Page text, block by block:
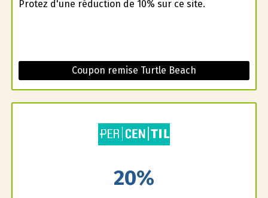
Profitez d'une réduction de 10% sur ce site.
Coupon remise Turtle Beach
20%